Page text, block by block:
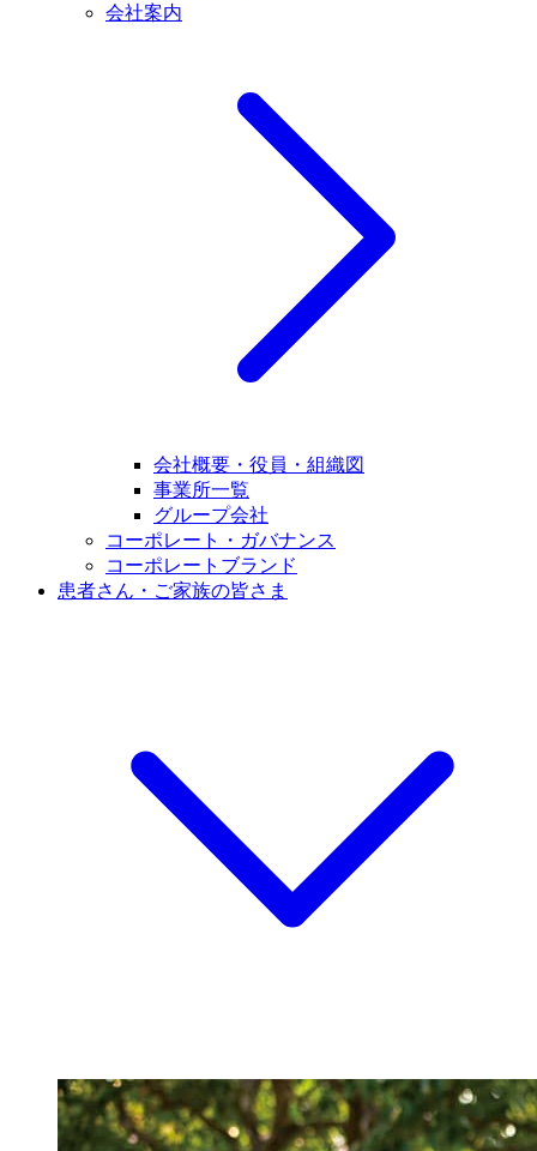
会社案内
会社概要・役員・組織図
事業所一覧
グループ会社
コーポレート・ガバナンス
コーポレートブランド
患者さん・ご家族の皆さま